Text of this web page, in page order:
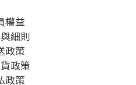
權益
細則
政策
政策
政策